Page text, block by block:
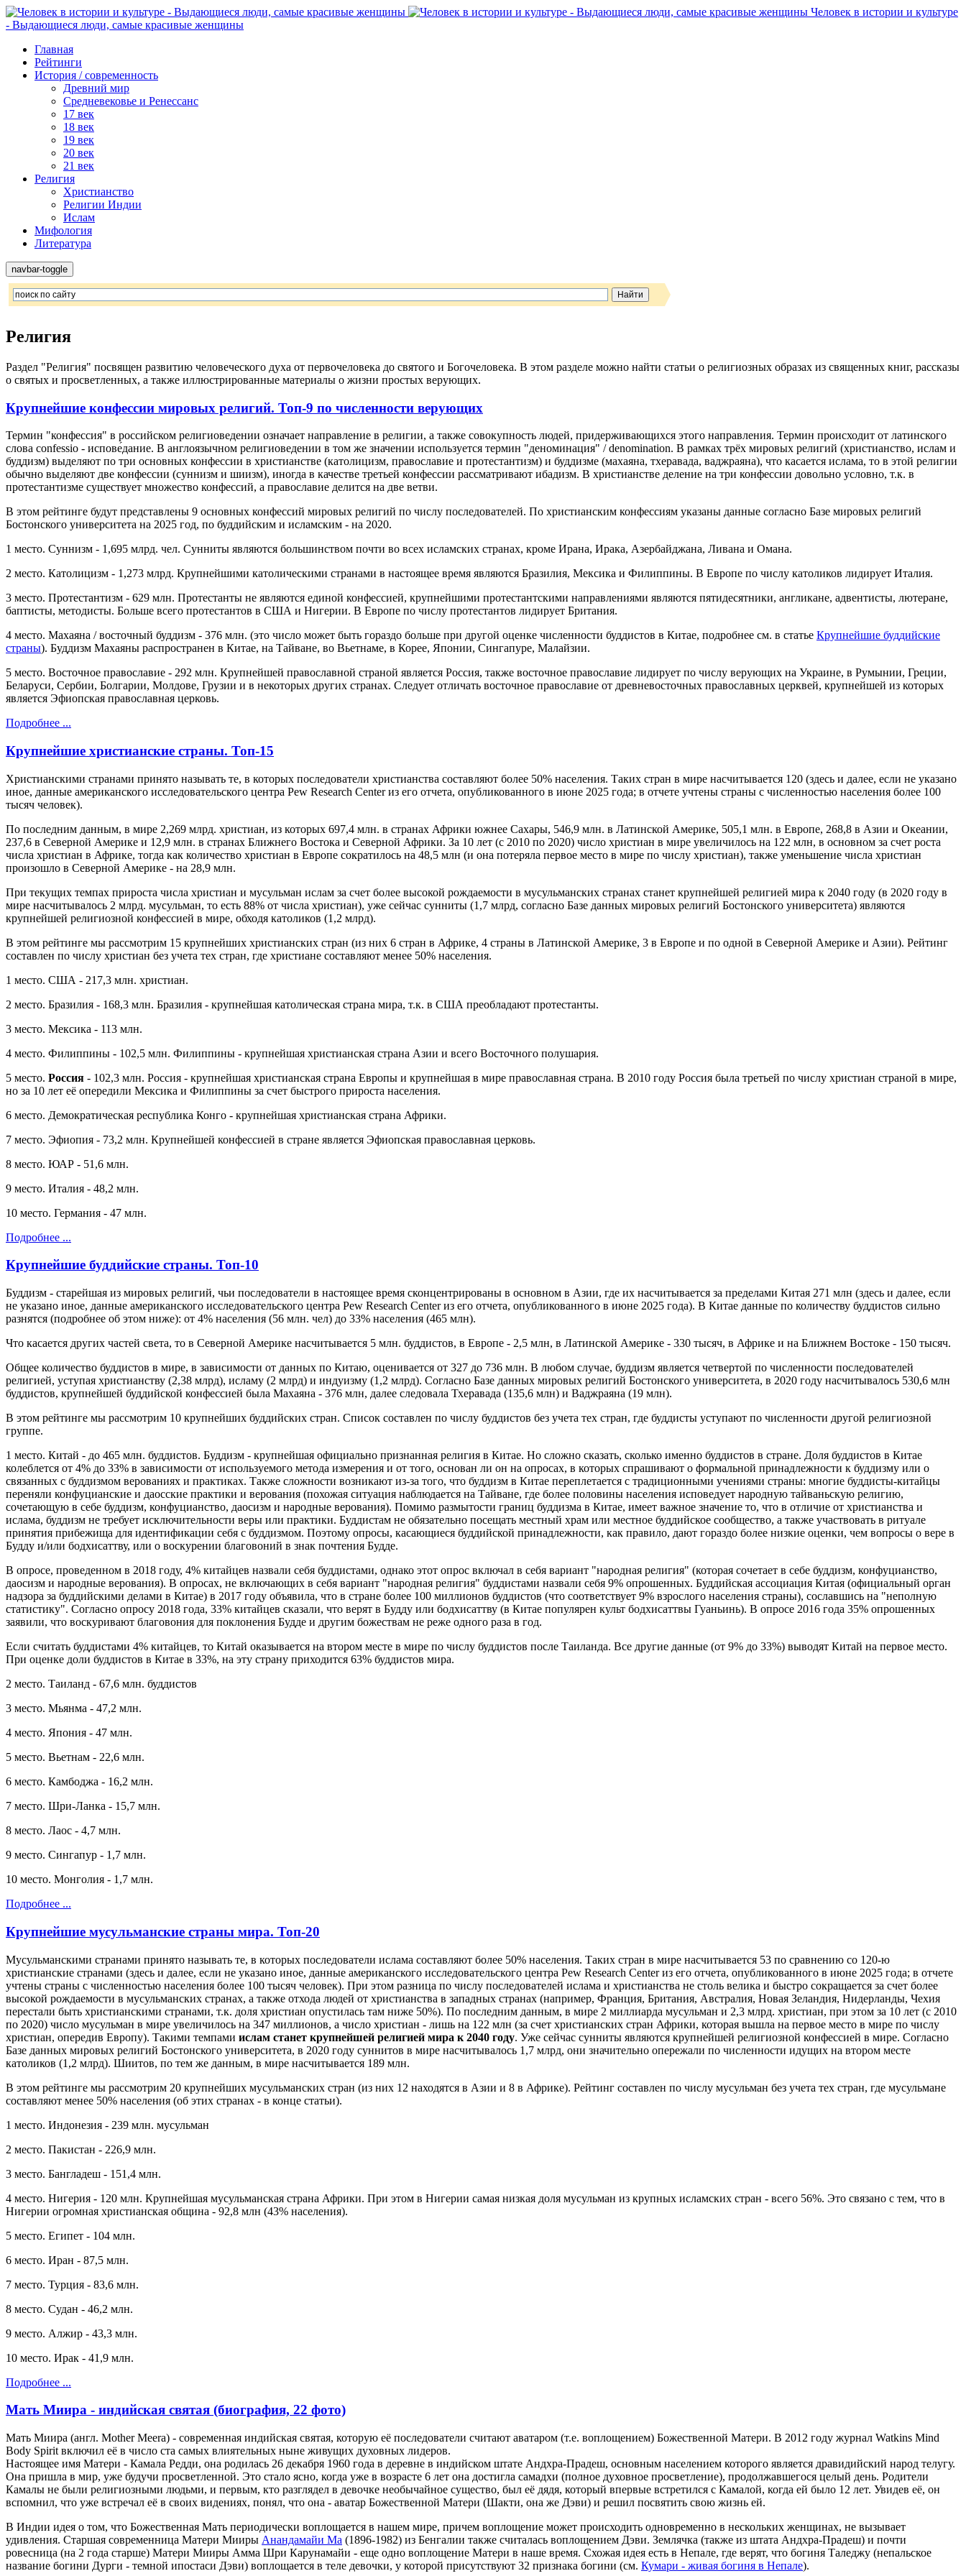
Человек в истории и культуре
- Выдающиеся люди, самые красивые женщины
Главная
Рейтинги
История / современность
Древний мир
Средневековье и Ренессанс
17 век
18 век
19 век
20 век
21 век
Религия
Христианство
Религии Индии
Ислам
Мифология
Литература
navbar-toggle
Религия
Раздел "Религия" посвящен развитию человеческого духа от первочеловека до святого и Богочеловека. В этом разделе можно найти статьи о религиозных образах из священных книг, рассказы
о святых и просветленных, а также иллюстрированные материалы о жизни простых верующих.
Крупнейшие конфессии мировых религий. Топ-9 по численности верующих
Термин "конфессия" в российском религиоведении означает направление в религии, а также совокупность людей, придерживающихся этого направления. Термин происходит от латинского
слова confessio - испове́дание. В англоязычном религиоведении в том же значении используется термин "деноминация" / denomination. В рамках трёх мировых религий (христианство, ислам и
буддизм) выделяют по три основных конфессии в христианстве (католицизм, православие и протестантизм) и буддизме (махаяна, тхеравада, ваджраяна), что касается ислама, то в этой религии
обычно выделяют две конфессии (суннизм и шиизм), иногда в качестве третьей конфессии рассматривают ибадизм. В христианстве деление на три конфессии довольно условно, т.к. в
протестантизме существует множество конфессий, а православие делится на две ветви.
В этом рейтинге будут представлены 9 основных конфессий мировых религий по числу последователей. По христианским конфессиям указаны данные согласно Базе мировых религий
Бостонского университета на 2025 год, по буддийским и исламским - на 2020.
1 место. Суннизм - 1,695 млрд. чел. Сунниты являются большинством почти во всех исламских странах, кроме Ирана, Ирака, Азербайджана, Ливана и Омана.
2 место. Католицизм - 1,273 млрд. Крупнейшими католическими странами в настоящее время являются Бразилия, Мексика и Филиппины. В Европе по числу католиков лидирует Италия.
3 место. Протестантизм - 629 млн. Протестанты не являются единой конфессией, крупнейшими протестантскими направлениями являются пятидесятники, англикане, адвентисты, лютеране,
баптисты, методисты. Больше всего протестантов в США и Нигерии. В Европе по числу протестантов лидирует Британия.
4 место. Махаяна / восточный буддизм - 376 млн. (это число может быть гораздо больше при другой оценке численности буддистов в Китае, подробнее см. в статье Крупнейшие буддийские
страны). Буддизм Махаяны распространен в Китае, на Тайване, во Вьетнаме, в Корее, Японии, Сингапуре, Малайзии.
5 место. Восточное православие - 292 млн. Крупнейшей православной страной является Россия, также восточное православие лидирует по числу верующих на Украине, в Румынии, Греции,
Беларуси, Сербии, Болгарии, Молдове, Грузии и в некоторых других странах. Следует отличать восточное православие от древневосточных православных церквей, крупнейшей из которых
является Эфиопская православная церковь.
Подробнее ...
Крупнейшие христианские страны. Топ-15
Христианскими странами принято называть те, в которых последователи христианства составляют более 50% населения. Таких стран в мире насчитывается 120 (здесь и далее, если не указано
иное, данные американского исследовательского центра Pew Research Center из его отчета, опубликованного в июне 2025 года; в отчете учтены страны с численностью населения более 100
тысяч человек).
По последним данным, в мире 2,269 млрд. христиан, из которых 697,4 млн. в странах Африки южнее Сахары, 546,9 млн. в Латинской Америке, 505,1 млн. в Европе, 268,8 в Азии и Океании,
237,6 в Северной Америке и 12,9 млн. в странах Ближнего Востока и Северной Африки. За 10 лет (с 2010 по 2020) число христиан в мире увеличилось на 122 млн, в основном за счет роста
числа христиан в Африке, тогда как количество христиан в Европе сократилось на 48,5 млн (и она потеряла первое место в мире по числу христиан), также уменьшение числа христиан
произошло в Северной Америке - на 28,9 млн.
При текущих темпах прироста числа христиан и мусульман ислам за счет более высокой рождаемости в мусульманских странах станет крупнейшей религией мира к 2040 году (в 2020 году в
мире насчитывалось 2 млрд. мусульман, то есть 88% от числа христиан), уже сейчас сунниты (1,7 млрд, согласно Базе данных мировых религий Бостонского университета) являются
крупнейшей религиозной конфессией в мире, обходя католиков (1,2 млрд).
В этом рейтинге мы рассмотрим 15 крупнейших христианских стран (из них 6 стран в Африке, 4 страны в Латинской Америке, 3 в Европе и по одной в Северной Америке и Азии). Рейтинг
составлен по числу христиан без учета тех стран, где христиане составляют менее 50% населения.
1 место. США - 217,3 млн. христиан.
2 место. Бразилия - 168,3 млн. Бразилия - крупнейшая католическая страна мира, т.к. в США преобладают протестанты.
3 место. Мексика - 113 млн.
4 место. Филиппины - 102,5 млн. Филиппины - крупнейшая христианская страна Азии и всего Восточного полушария.
5 место. Россия - 102,3 млн. Россия - крупнейшая христианская страна Европы и крупнейшая в мире православная страна. В 2010 году Россия была третьей по числу христиан страной в мире,
но за 10 лет её опередили Мексика и Филиппины за счет быстрого прироста населения.
6 место. Демократическая республика Конго - крупнейшая христианская страна Африки.
7 место. Эфиопия - 73,2 млн. Крупнейшей конфессией в стране является Эфиопская православная церковь.
8 место. ЮАР - 51,6 млн.
9 место. Италия - 48,2 млн.
10 место. Германия - 47 млн.
Подробнее ...
Крупнейшие буддийские страны. Топ-10
Буддизм - старейшая из мировых религий, чьи последователи в настоящее время сконцентрированы в основном в Азии, где их насчитывается за пределами Китая 271 млн (здесь и далее, если
не указано иное, данные американского исследовательского центра Pew Research Center из его отчета, опубликованного в июне 2025 года). В Китае данные по количеству буддистов сильно
разнятся (подробнее об этом ниже): от 4% населения (56 млн. чел) до 33% населения (465 млн).
Что касается других частей света, то в Северной Америке насчитывается 5 млн. буддистов, в Европе - 2,5 млн, в Латинской Америке - 330 тысяч, в Африке и на Ближнем Востоке - 150 тысяч.
Общее количество буддистов в мире, в зависимости от данных по Китаю, оценивается от 327 до 736 млн. В любом случае, буддизм является четвертой по численности последователей
религией, уступая христианству (2,38 млрд), исламу (2 млрд) и индуизму (1,2 млрд). Согласно Базе данных мировых религий Бостонского университета, в 2020 году насчитывалось 530,6 млн
буддистов, крупнейшей буддийской конфессией была Махаяна - 376 млн, далее следовала Тхеравада (135,6 млн) и Ваджраяна (19 млн).
В этом рейтинге мы рассмотрим 10 крупнейших буддийских стран. Список составлен по числу буддистов без учета тех стран, где буддисты уступают по численности другой религиозной
группе.
1 место. Китай - до 465 млн. буддистов. Буддизм - крупнейшая официально признанная религия в Китае. Но сложно сказать, сколько именно буддистов в стране. Доля буддистов в Китае
колеблется от 4% до 33% в зависимости от используемого метода измерения и от того, основан ли он на опросах, в которых спрашивают о формальной принадлежности к буддизму или о
связанных с буддизмом верованиях и практиках. Также сложности возникают из-за того, что буддизм в Китае переплетается с традиционными учениями страны: многие буддисты-китайцы
переняли конфуцианские и даосские практики и верования (похожая ситуация наблюдается на Тайване, где более половины населения исповедует народную тайваньскую религию,
сочетающую в себе буддизм, конфуцианство, даосизм и народные верования). Помимо размытости границ буддизма в Китае, имеет важное значение то, что в отличие от христианства и
ислама, буддизм не требует исключительности веры или практики. Буддистам не обязательно посещать местный храм или местное буддийское сообщество, а также участвовать в ритуале
принятия прибежища для идентификации себя с буддизмом. Поэтому опросы, касающиеся буддийской принадлежности, как правило, дают гораздо более низкие оценки, чем вопросы о вере в
Будду и/или бодхисаттву, или о воскурении благовоний в знак почтения Будде.
В опросе, проведенном в 2018 году, 4% китайцев назвали себя буддистами, однако этот опрос включал в себя вариант "народная религия" (которая сочетает в себе буддизм, конфуцианство,
даосизм и народные верования). В опросах, не включающих в себя вариант "народная религия" буддистами назвали себя 9% опрошенных. Буддийская ассоциация Китая (официальный орган
надзора за буддийскими делами в Китае) в 2017 году объявила, что в стране более 100 миллионов буддистов (что соответствует 9% взрослого населения страны), сославшись на "неполную
статистику". Согласно опросу 2018 года, 33% китайцев сказали, что верят в Будду или бодхисаттву (в Китае популярен культ бодхисаттвы Гуаньинь). В опросе 2016 года 35% опрошенных
заявили, что воскуривают благовония для поклонения Будде и другим божествам не реже одного раза в год.
Если считать буддистами 4% китайцев, то Китай оказывается на втором месте в мире по числу буддистов после Таиланда. Все другие данные (от 9% до 33%) выводят Китай на первое место.
При оценке доли буддистов в Китае в 33%, на эту страну приходится 63% буддистов мира.
2 место. Таиланд - 67,6 млн. буддистов
3 место. Мьянма - 47,2 млн.
4 место. Япония - 47 млн.
5 место. Вьетнам - 22,6 млн.
6 место. Камбоджа - 16,2 млн.
7 место. Шри-Ланка - 15,7 млн.
8 место. Лаос - 4,7 млн.
9 место. Сингапур - 1,7 млн.
10 место. Монголия - 1,7 млн.
Подробнее ...
Крупнейшие мусульманские страны мира. Топ-20
Мусульманскими странами принято называть те, в которых последователи ислама составляют более 50% населения. Таких стран в мире насчитывается 53 по сравнению со 120-ю
христианские странами (здесь и далее, если не указано иное, данные американского исследовательского центра Pew Research Center из его отчета, опубликованного в июне 2025 года; в отчете
учтены страны с численностью населения более 100 тысяч человек). При этом разница по числу последователей ислама и христианства не столь велика и быстро сокращается за счет более
высокой рождаемости в мусульманских странах, а также отхода людей от христианства в западных странах (например, Франция, Британия, Австралия, Новая Зеландия, Нидерланды, Чехия
перестали быть христианскими странами, т.к. доля христиан опустилась там ниже 50%). По последним данным, в мире 2 миллиарда мусульман и 2,3 млрд. христиан, при этом за 10 лет (с 2010
по 2020) число мусульман в мире увеличилось на 347 миллионов, а число христиан - лишь на 122 млн (за счет христианских стран Африки, которая вышла на первое место в мире по числу
христиан, опередив Европу). Такими темпами ислам станет крупнейшей религией мира к 2040 году. Уже сейчас сунниты являются крупнейшей религиозной конфессией в мире. Согласно
Базе данных мировых религий Бостонского университета, в 2020 году суннитов в мире насчитывалось 1,7 млрд, они значительно опережали по численности идущих на втором месте
католиков (1,2 млрд). Шиитов, по тем же данным, в мире насчитывается 189 млн.
В этом рейтинге мы рассмотрим 20 крупнейших мусульманских стран (из них 12 находятся в Азии и 8 в Африке). Рейтинг составлен по числу мусульман без учета тех стран, где мусульмане
составляют менее 50% населения (об этих странах - в конце статьи).
1 место. Индонезия - 239 млн. мусульман
2 место. Пакистан - 226,9 млн.
3 место. Бангладеш - 151,4 млн.
4 место. Нигерия - 120 млн. Крупнейшая мусульманская страна Африки. При этом в Нигерии самая низкая доля мусульман из крупных исламских стран - всего 56%. Это связано с тем, что в
Нигерии огромная христианская община - 92,8 млн (43% населения).
5 место. Египет - 104 млн.
6 место. Иран - 87,5 млн.
7 место. Турция - 83,6 млн.
8 место. Судан - 46,2 млн.
9 место. Алжир - 43,3 млн.
10 место. Ирак - 41,9 млн.
Подробнее ...
Мать Миира - индийская святая (биография, 22 фото)
Мать Миира (англ. Mother Meera) - современная индийская святая, которую её последователи считают аватаром (т.е. воплощением) Божественной Матери. В 2012 году журнал Watkins Mind
Body Spirit включил её в число ста самых влиятельных ныне живущих духовных лидеров.
Настоящее имя Матери - Камала Редди, она родилась 26 декабря 1960 года в деревне в индийском штате Андхра-Прадеш, основным населением которого является дравидийский народ телугу.
Она пришла в мир, уже будучи просветленной. Это стало ясно, когда уже в возрасте 6 лет она достигла самадхи (полное духовное просветление), продолжавшегося целый день. Родители
Камалы не были религиозными людьми, и первым, кто разглядел в девочке необычайное существо, был её дядя, который впервые встретился с Камалой, когда ей было 12 лет. Увидев её, он
вспомнил, что уже встречал её в своих видениях, понял, что она - аватар Божественной Матери (Шакти, она же Дэви) и решил посвятить свою жизнь ей.
В Индии идея о том, что Божественная Мать периодически воплощается в нашем мире, причем воплощение может происходить одновременно в нескольких женщинах, не вызывает
удивления. Старшая современница Матери Мииры Анандамайи Ма (1896-1982) из Бенгалии также считалась воплощением Дэви. Землячка (также из штата Андхра-Прадеш) и почти
ровесница (на 2 года старше) Матери Мииры Амма Шри Карунамайи - еще одно воплощение Матери в наше время. Схожая идея есть в Непале, где верят, что богиня Таледжу (непальское
название богини Дурги - темной ипостаси Дэви) воплощается в теле девочки, у которой присутствуют 32 признака богини (см. Кумари - живая богиня в Непале).